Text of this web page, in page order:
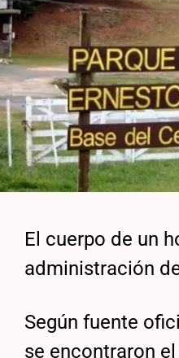
El cuerpo de un
administración
Según fuente
se encontraron